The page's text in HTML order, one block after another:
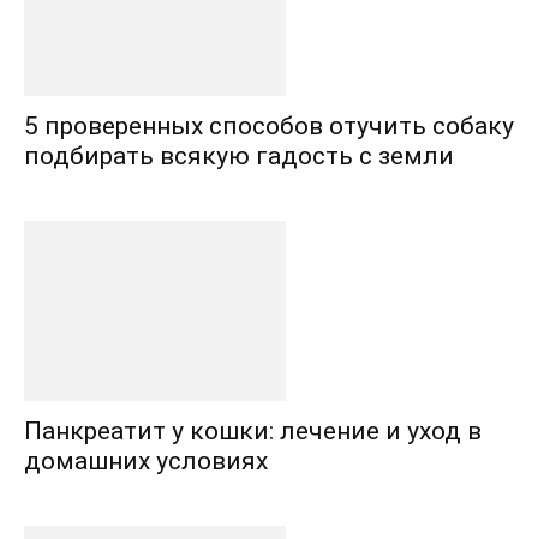
5 проверенных способов отучить собаку
подбирать всякую гадость с земли
Панкреатит у кошки: лечение и уход в
домашних условиях